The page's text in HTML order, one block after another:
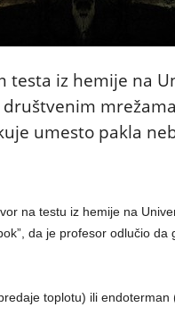
testa iz hemije na
umesto pakla
na testu iz hemije na
da je profesor odlučio da
toplotu) ili endoterman